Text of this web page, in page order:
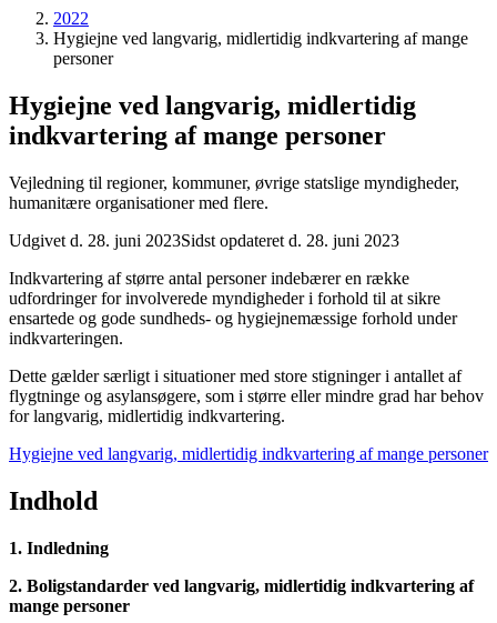
2022
Hygiejne ved langvarig, midlertidig indkvartering af mange
personer
Hygiejne ved langvarig, midlertidig
indkvartering af mange personer
Vejledning til regioner, kommuner, øvrige statslige myndigheder,
humanitære organisationer med flere.
Udgivet d. 28. juni 2023Sidst opdateret d. 28. juni 2023
Indkvartering af større antal personer indebærer en række
udfordringer for involverede myndigheder i forhold til at sikre
ensartede og gode sundheds- og hygiejnemæssige forhold under
indkvarteringen.
Dette gælder særligt i situationer med store stigninger i antallet af
flygtninge og asylansøgere, som i større eller mindre grad har behov
for langvarig, midlertidig indkvartering.
Hygiejne ved langvarig, midlertidig indkvartering af mange personer
Indhold
1. Indledning
2. Boligstandarder ved langvarig, midlertidig indkvartering af
mange personer